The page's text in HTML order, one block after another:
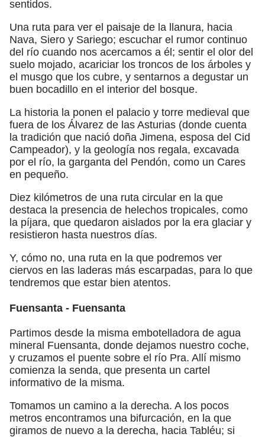
sentidos.
Una ruta para ver el paisaje de la llanura, hacia
Nava, Siero y Sariego; escuchar el rumor continuo
del río cuando nos acercamos a él; sentir el olor del
suelo mojado, acariciar los troncos de los árboles y
el musgo que los cubre, y sentarnos a degustar un
buen bocadillo en el interior del bosque.
La historia la ponen el palacio y torre medieval que
fuera de los Álvarez de las Asturias (donde cuenta
la tradición que nació doña Jimena, esposa del Cid
Campeador), y la geología nos regala, excavada
por el río, la garganta del Pendón, como un Cares
en pequeño.
Diez kilómetros de una ruta circular en la que
destaca la presencia de helechos tropicales, como
la píjara, que quedaron aislados por la era glaciar y
resistieron hasta nuestros días.
Y, cómo no, una ruta en la que podremos ver
ciervos en las laderas más escarpadas, para lo que
tendremos que estar bien atentos.
Fuensanta - Fuensanta
Partimos desde la misma embotelladora de agua
mineral Fuensanta, donde dejamos nuestro coche,
y cruzamos el puente sobre el río Pra. Allí mismo
comienza la senda, que presenta un cartel
informativo de la misma.
Tomamos un camino a la derecha. A los pocos
metros encontramos una bifurcación, en la que
giramos de nuevo a la derecha, hacia Tabléu; si